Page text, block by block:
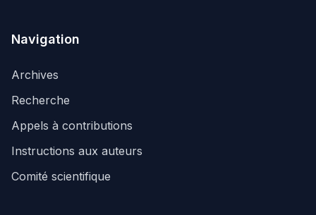
Navigation
Archives
Recherche
Appels à contributions
Instructions aux auteurs
Comité scientifique